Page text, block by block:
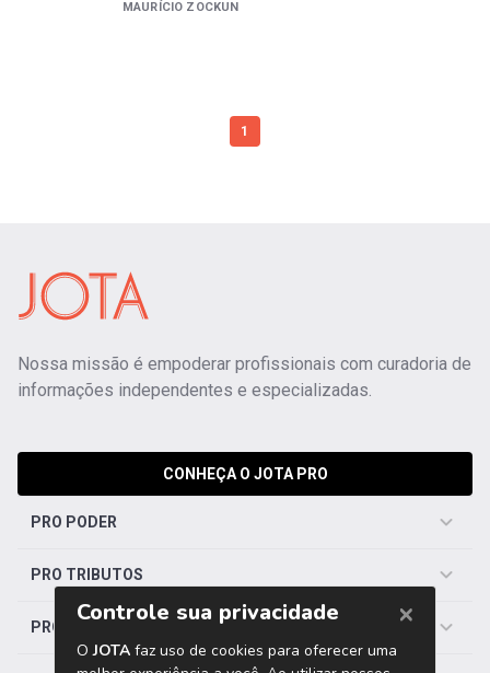
MAURÍCIO ZOCKUN
1
Nossa missão é empoderar profissionais com curadoria de
informações independentes e especializadas.
CONHEÇA O JOTA PRO
PRO PODER
PRO TRIBUTOS
PRO TRABALHISTA